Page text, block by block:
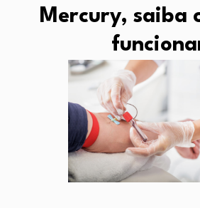
Mercury, saiba